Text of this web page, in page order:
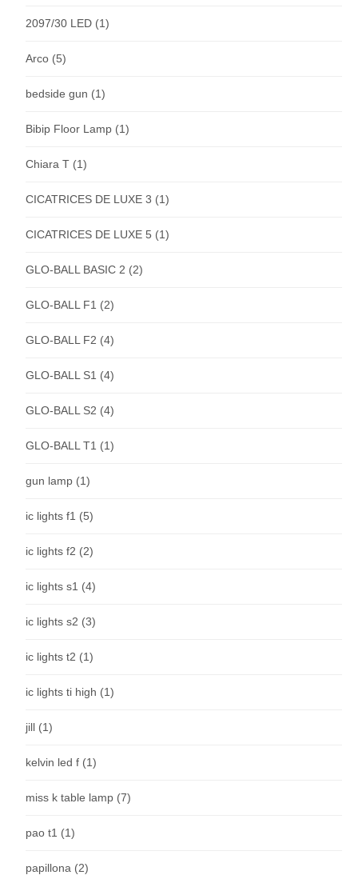
2097/30 LED (1)
Arco (5)
bedside gun (1)
Bibip Floor Lamp (1)
Chiara T (1)
CICATRICES DE LUXE 3 (1)
CICATRICES DE LUXE 5 (1)
GLO-BALL BASIC 2 (2)
GLO-BALL F1 (2)
GLO-BALL F2 (4)
GLO-BALL S1 (4)
GLO-BALL S2 (4)
GLO-BALL T1 (1)
gun lamp (1)
ic lights f1 (5)
ic lights f2 (2)
ic lights s1 (4)
ic lights s2 (3)
ic lights t2 (1)
ic lights ti high (1)
jill (1)
kelvin led f (1)
miss k table lamp (7)
pao t1 (1)
papillona (2)